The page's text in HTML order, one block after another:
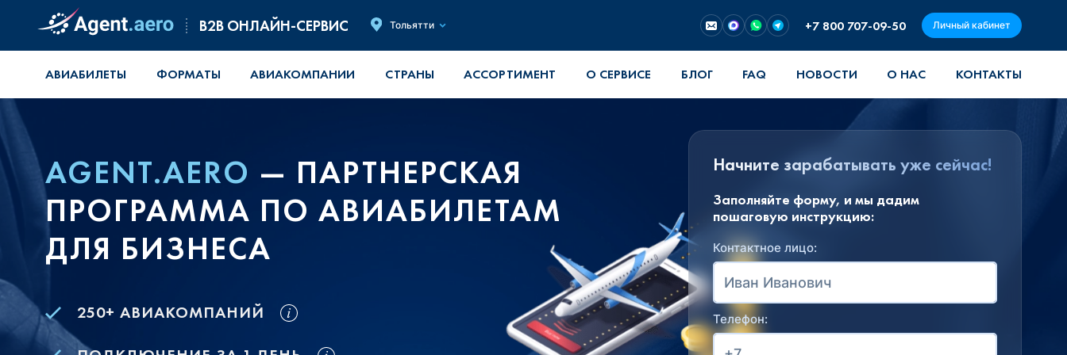
B2B ОНЛАЙН-СЕРВИС Тольятти +7 800 707-09-50 Личный кабинет
АВИАБИЛЕТЫ ФОРМАТЫ АВИАКОМПАНИИ СТРАНЫ АССОРТИМЕНТ О СЕРВИСЕ БЛОГ FAQ НОВОСТИ О НАС КОНТАКТЫ
AGENT.AERO — ПАРТНЕРСКАЯ
ПРОГРАММА ПО АВИАБИЛЕТАМ
ДЛЯ БИЗНЕСА
250+ АВИАКОМПАНИЙ
Начните зарабатывать уже сейчас!
Заполняйте форму, и мы дадим
пошаговую инструкцию:
Контактное лицо:
Телефон: